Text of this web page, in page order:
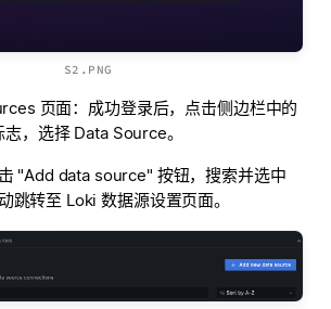
S2.PNG
页面：成功登录后，点击侧边栏中的
，选择 Data Source。
"Add data source" 按钮，搜索并选中
跳转至 Loki 数据源设置页面。